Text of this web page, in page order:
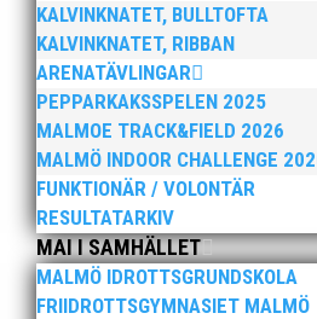
KALVINKNATET, BULLTOFTA
KALVINKNATET, RIBBAN
ARENATÄVLINGAR
PEPPARKAKSSPELEN 2025
MALMOE TRACK&FIELD 2026
MALMÖ INDOOR CHALLENGE
FUNKTIONÄR / VOLONTÄR
RESULTATARKIV
MAI I SAMHÄLLET
MALMÖ IDROTTSGRUNDSKOLA
FRIIDROTTSGYMNASIET MALMÖ
Foto: Dick LottUnder
Ribban Nummerlapp